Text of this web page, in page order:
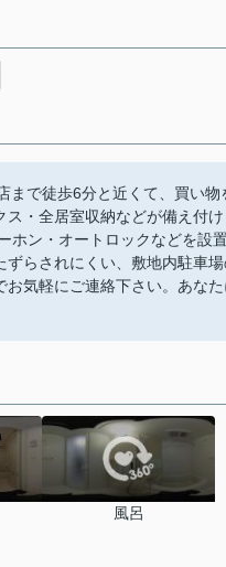
まで徒歩6分と近くて、買い物
・全居室収納などが備え付け
ホン・オートロックなどを設
ずらされにくい、敷地内駐車
気軽にご連絡下さい。あなた
風呂